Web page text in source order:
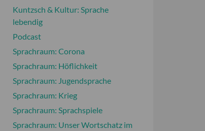
Kuntzsch & Kultur: Sprache
lebendig
Podcast
Sprachraum: Corona
Sprachraum: Höflichkeit
Sprachraum: Jugendsprache
Sprachraum: Krieg
Sprachraum: Sprachspiele
Sprachraum: Unser Wortschatz im